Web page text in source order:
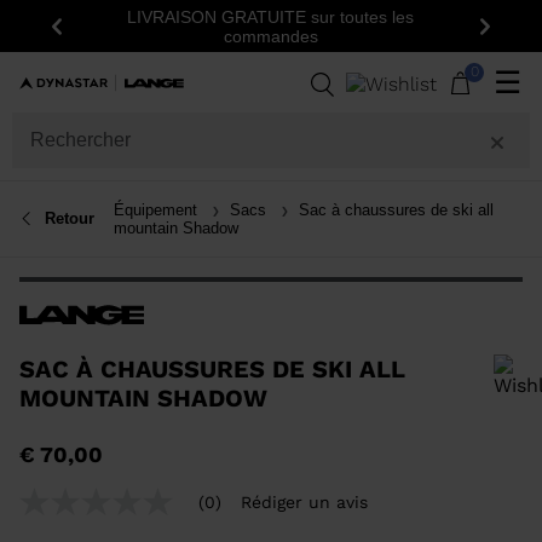
Précédent
LIVRAISON GRATUITE sur toutes les
commandes
0 ☰
Retour Équipement Sacs
Sac à chaussures de ski all
mountain Shadow
SAC À CHAUSSURES DE SKI ALL
MOUNTAIN SHADOW
taille
€ 70,00
(0) Rédiger un avis